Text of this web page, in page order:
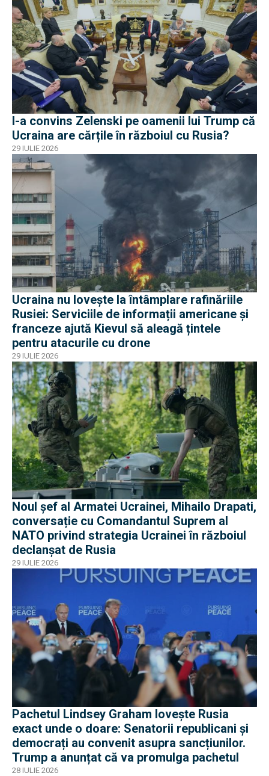
I-a convins Zelenski pe oamenii lui Trump că
Ucraina are cărțile în războiul cu Rusia?
29 IULIE 2026
Ucraina nu lovește la întâmplare rafinăriile
Rusiei: Serviciile de informații americane și
franceze ajută Kievul să aleagă țintele
pentru atacurile cu drone
29 IULIE 2026
Noul șef al Armatei Ucrainei, Mihailo Drapati,
conversație cu Comandantul Suprem al
NATO privind strategia Ucrainei în războiul
declanșat de Rusia
29 IULIE 2026
Pachetul Lindsey Graham lovește Rusia
exact unde o doare: Senatorii republicani și
democrați au convenit asupra sancțiunilor.
Trump a anunțat că va promulga pachetul
28 IULIE 2026